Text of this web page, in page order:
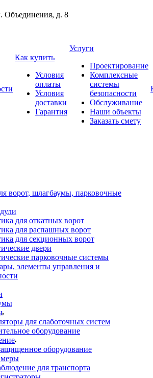
Объединения, д. 8
Как купить
Условия
оплаты
Условия
доставки
Гарантия
Услуги
Проектирование
Комплексные
системы
безопасности
Обслуживание
Наши объекты
Заказать смету
ворот, шлагбаумы, парковочные
для откатных ворот
для распашных ворот
для секционных ворот
двери
парковочные системы
элементы управления и
для слаботочных систем
оборудование
оборудование
для транспорта